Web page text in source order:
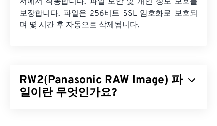
저에서 작동합니다. 파일 보안 및 개인 정보 보호를
보장합니다. 파일은 256비트 SSL 암호화로 보호되
며 몇 시간 후 자동으로 삭제됩니다.
RW2(Panasonic RAW Image) 파
일이란 무엇인가요?